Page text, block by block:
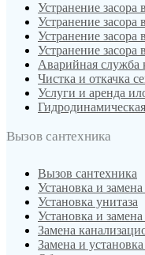
Устранение засора
Устранение засора
Устранение засора
Устранение
Аварийная служба
Чистка и откачка
Услуги и аренда
Вызов сантехника
Вызов сантехника
Установка и
Установка унитаза
Установка и
Замена
Замена и